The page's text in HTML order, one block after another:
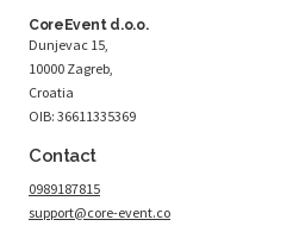
CoreEvent d.o.o.
Dunjevac 15,
10000 Zagreb,
Croatia
OIB: 36611335369
Contact
0989187815
support@core-event.co